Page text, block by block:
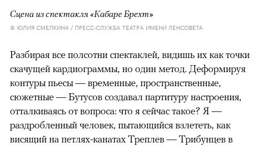
Сцена из спектакля «Кабаре Брехт»
© ЮЛИЯ СМЕЛКИНА / ПРЕСС-СЛУЖБА ТЕАТРА ИМЕНИ ЛЕНСОВЕТА
Разбирая все полсотни спектаклей, видишь их как точки
скачущей кардиограммы, но один метод. Деформируя
контуры пьесы — временные, пространственные,
сюжетные — Бутусов создавал партитуру настроения,
отталкиваясь от вопроса: что я сейчас такое? Я —
раздробленный человек, пытающийся взлететь, как
висящий на петлях-канатах Треплев — Трибунцев в